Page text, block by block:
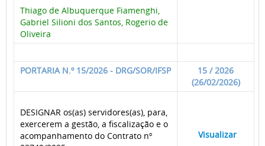
Thiago de Albuquerque Fiamenghi,
Gabriel Silioni dos Santos, Rogerio de
Oliveira
PORTARIA N.º 15/2026 - DRG/SOR/IFSP
15 / 2026
(26/02/2026)
DESIGNAR os(as) servidores(as), para,
exercerem a gestão, a fiscalização e o
acompanhamento do Contrato nº
Visualizar